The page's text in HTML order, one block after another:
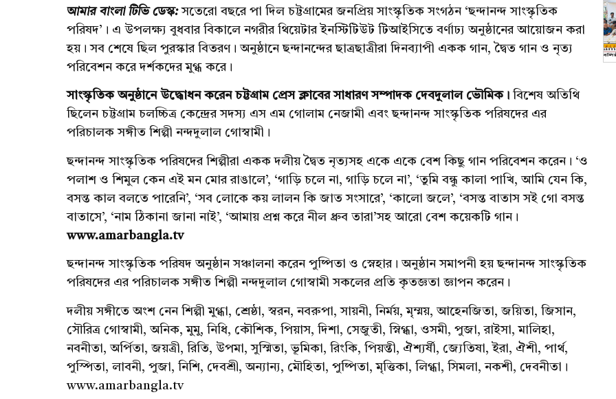
আমার বাংলা টিভি ডেস্ক:সতেরো বছরে পা দিল চট্টগ্রামের জনপ্রিয় সাংস্কৃতিক সংগঠন ‘ছন্দানন্দ সাংস্কৃতিক
পরিষদ’। এ উপলক্ষ্য বুধবার বিকালে নগরীর থিয়েটার ইনস্টিটিউট টিআইসিতে বর্ণাঢ্য অনুষ্ঠানের আয়োজন করা
হয়। সব শেষে ছিল পুরস্কার বিতরণ। অনুষ্ঠানে ছন্দানন্দের ছাত্রছাত্রীরা দিনব্যাপী একক গান, দ্বৈত গান ও নৃত্য
পরিবেশন করে দর্শকদের মুগ্ধ করে।
সাংস্কৃতিক অনুষ্ঠানে উদ্ধোধন করেন চট্টগ্রাম প্রেস ক্লাবের সাধারণ সম্পাদক দেবদুলাল ভৌমিক।
বিশেষ অতিথি
ছিলেন চট্টগ্রাম চলচ্চিত্র কেন্দ্রের সদস্য এস এম গোলাম নেজামী এবং ছন্দানন্দ সাংস্কৃতিক পরিষদের এর
পরিচালক সঙ্গীত শিল্পী নন্দদুলাল গোস্বামী।
ছন্দানন্দ সাংস্কৃতিক পরিষদের শিল্পীরা একক দলীয় দ্বৈত নৃত্যসহ একে একে বেশ কিছু গান পরিবেশন করেন। ‘ও
পলাশ ও শিমুল কেন এই মন মোর রাঙালে’, ‘গাড়ি চলে না, গাড়ি চলে না’, ‘তুমি বন্ধু কালা পাখি, আমি যেন কি,
বসন্ত কাল বলতে পারেনি’, ‘সব লোকে কয় লালন কি জাত সংসারে’, ‘কালো জলে’, ‘বসন্ত বাতাস সই গো বসন্ত
বাতাসে’, ‘নাম ঠিকানা জানা নাই’, ‘আমায় প্রশ্ন করে নীল ধ্রুব তারা’সহ আরো বেশ কয়েকটি গান।
www.amarbangla.tv
ছন্দানন্দ সাংস্কৃতিক পরিষদ অনুষ্ঠান সঞ্চালনা করেন পুষ্পিতা ও স্নেহার। অনুষ্ঠান সমাপনী হয় ছন্দানন্দ সাংস্কৃতিক
পরিষদের এর পরিচালক সঙ্গীত শিল্পী নন্দদুলাল গোস্বামী সকলের প্রতি কৃতজ্ঞতা জ্ঞাপন করেন।
দলীয় সঙ্গীতে অংশ নেন শিল্পী মুগ্ধা, শ্রেষ্ঠা, স্বরন, নবরুপা, সায়নী, নির্ময়, মৃম্ময়, আহেনজিতা, জয়িতা, জিসান,
সৌরিত্র গোস্বামী, অনিক, মুমু, নিধি, কৌশিক, পিয়াস, দিশা, সেজুতী, স্নিগ্ধা, ওসমী, পুজা, রাইসা, মালিহা,
নবনীতা, অর্পিতা, জয়ত্রী, রিতি, উপমা, সুস্মিতা, ভূমিকা, রিংকি, পিয়ন্তী, ঐশ্যর্ষী, জ্যেতিষা, ইরা, ঐশী, পার্থ,
পুস্পিতা, লাবনী, পুজা, নিশি, দেবশ্রী, অন্যান্য, মৌহিতা, পুষ্পিতা, মৃত্তিকা, লিগ্ধা, সিমলা, নকশী, দেবনীতা।
www.amarbangla.tv